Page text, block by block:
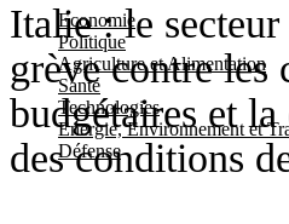
Economie
Politique
Agriculture et Alimentation
Santé
Technologies
Energie, Environnement et
Défense
Italie : le secteur
grève contre les
budgétaires et
des conditions